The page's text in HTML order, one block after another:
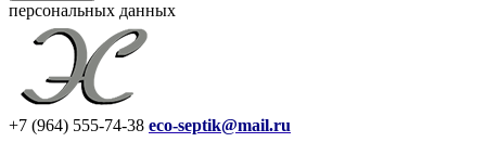
персональных данных
+7 (964) 555-74-38 eco-septik@mail.ru